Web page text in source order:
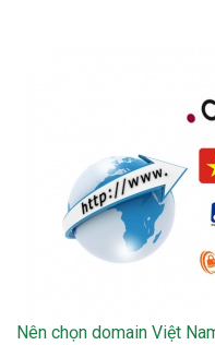
Nên chọn domain Việt